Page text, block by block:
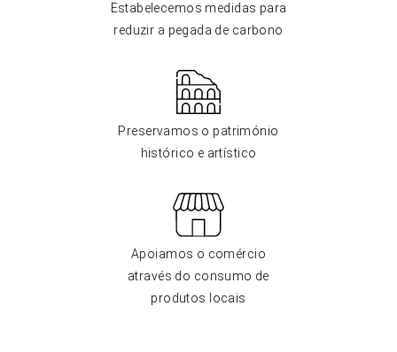
Estabelecemos medidas para
reduzir a pegada de carbono
Preservamos o património
histórico e artístico
Apoiamos o comércio
através do consumo de
produtos locais